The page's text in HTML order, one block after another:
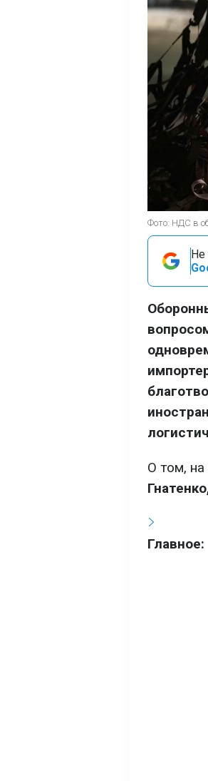
Фото: НДС в
Не
О том, на
Главное: